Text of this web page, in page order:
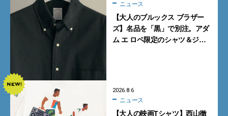
ニュース
【大人のブルックス ブラザー
ズ】名品を「黒」で別注。アダ
ム エ ロペ限定のシャツ＆ジャ
2026.8.6
ニュース
【大人の映画Tシャツ】西山徹